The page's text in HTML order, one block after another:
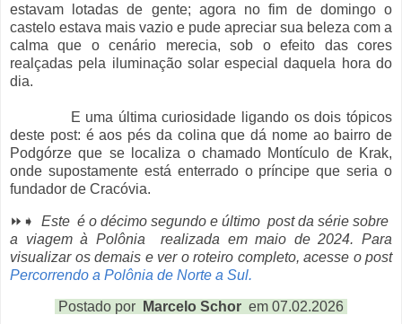
estavam lotadas de gente; agora no fim de domingo o
castelo estava mais vazio e pude apreciar sua beleza com a
calma que o cenário merecia, sob o efeito das cores
realçadas pela iluminação solar especial daquela hora do
dia.
E uma última curiosidade ligando os dois tópicos
deste post: é aos pés da colina que dá nome ao bairro de
Podgórze que se localiza o chamado Montículo de Krak,
onde supostamente está enterrado o príncipe que seria o
fundador de Cracóvia.
⏩➧ Este é o décimo segundo e último post da série sobre
a viagem à Polônia realizada em maio de 2024. Para
visualizar os demais e ver o roteiro completo, acesse o post
Percorrendo a Polônia de Norte a Sul.
Postado por Marcelo Schor em 07.02.2026